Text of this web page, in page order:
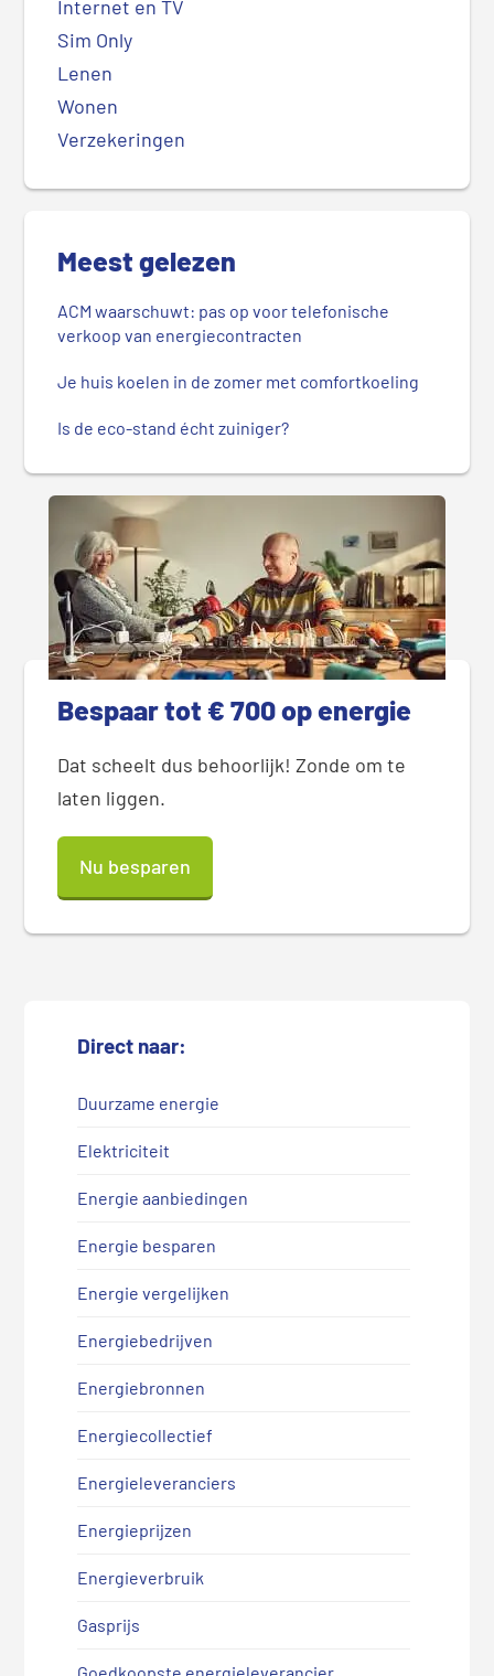
Internet en TV
Sim Only
Lenen
Wonen
Verzekeringen
Meest gelezen
ACM waarschuwt: pas op voor telefonische
verkoop van energiecontracten
Je huis koelen in de zomer met comfortkoeling
Is de eco-stand écht zuiniger?
Bespaar tot € 700 op energie
Dat scheelt dus behoorlijk! Zonde om te
laten liggen.
Nu besparen
Direct naar:
Duurzame energie
Elektriciteit
Energie aanbiedingen
Energie besparen
Energie vergelijken
Energiebedrijven
Energiebronnen
Energiecollectief
Energieleveranciers
Energieprijzen
Energieverbruik
Gasprijs
Goedkoopste energieleverancier